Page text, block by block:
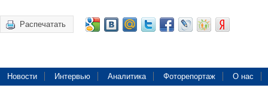
Распечатать
Новости Интервью Аналитика Фоторепортаж О нас